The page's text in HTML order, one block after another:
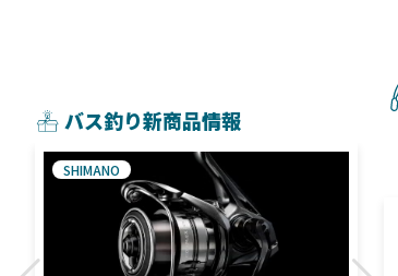
バス釣り新商品情報
SHIMANO